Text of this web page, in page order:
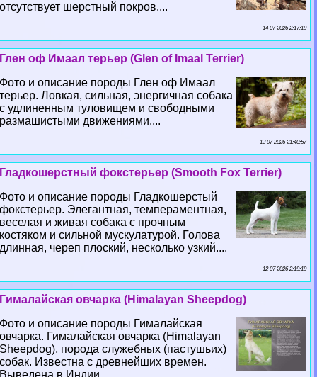
отсутствует шерстный покров....
14 07 2026 2:17:19
Глен оф Имаал терьер (Glen of Imaal Terrier)
Фото и описание породы Глен оф Имаал
терьер. Ловкая, сильная, энергичная собака
с удлиненным туловищем и свободными
размашистыми движениями....
13 07 2026 21:40:57
Гладкошерстный фокстерьер (Smooth Fox Terrier)
Фото и описание породы Гладкошерстый
фокстерьер. Элегантная, темпераментная,
веселая и живая собака с прочным
костяком и сильной мускулатурой. Голова
длинная, череп плоский, несколько узкий....
12 07 2026 2:19:19
Гималайская овчарка (Himalayan Sheepdog)
Фото и описание породы Гималайская
овчарка. Гималайская овчарка (Himalayan
Sheepdog), порода служебных (пастушьих)
собак. Известна с древнейших времен.